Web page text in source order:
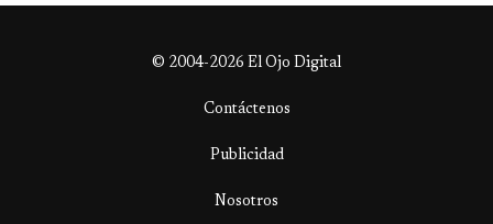
© 2004-2026 El Ojo Digital
Contáctenos
Publicidad
Nosotros